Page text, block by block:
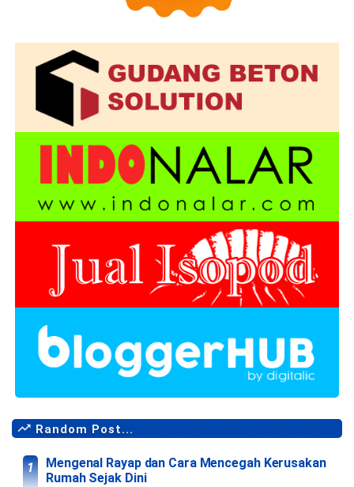
Random Post...
Mengenal Rayap dan Cara Mencegah Kerusakan
Rumah Sejak Dini